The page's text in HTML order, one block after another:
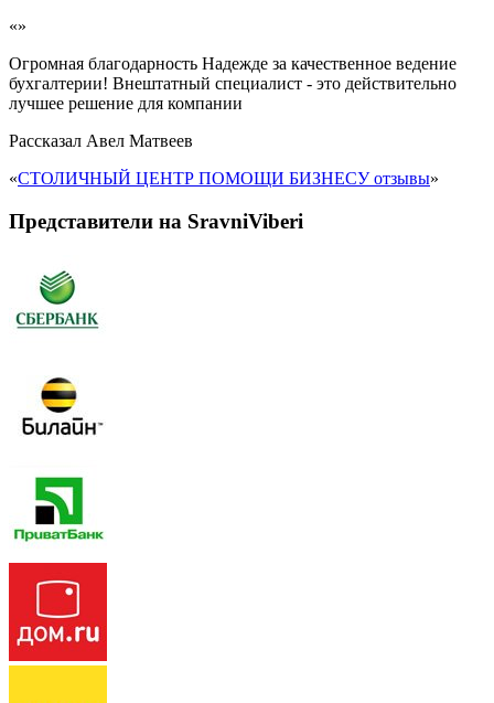
«»
Огромная благодарность Надежде за качественное ведение
бухгалтерии! Внештатный специалист - это действительно
лучшее решение для компании
Рассказал Авел Матвеев
«СТОЛИЧНЫЙ ЦЕНТР ПОМОЩИ БИЗНЕСУ отзывы»
Представители на SravniViberi